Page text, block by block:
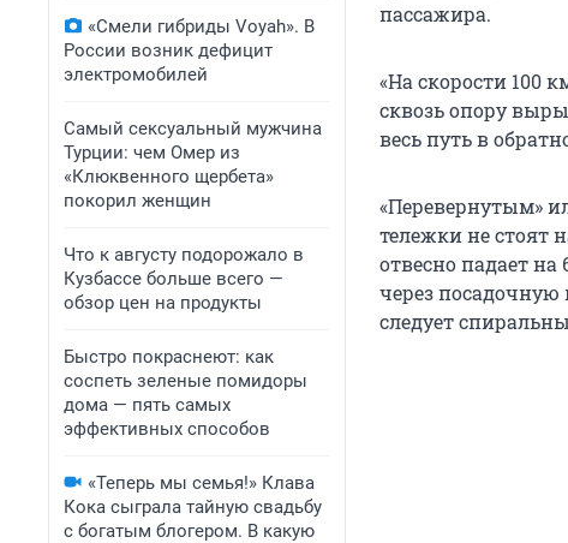
«Смели гибриды Voyah». В
России возник дефицит
электромобилей
Самый сексуальный мужчина
Турции: чем Омер из
«Клюквенного щербета»
покорил женщин
Что к августу подорожало в
Кузбассе больше всего —
обзор цен на продукты
Быстро покраснеют: как
соспеть зеленые помидоры
дома — пять самых
эффективных способов
«Теперь мы семья!» Клава
Кока сыграла тайную свадьбу
с богатым блогером. В какую
пассажира.
«На скорости 100
сквозь опору
весь путь в
«Перевернутым»
тележки не стоят
отвесно падает на
через посадочную
следует